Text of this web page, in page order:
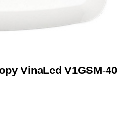
VinaLed V1GSM-40